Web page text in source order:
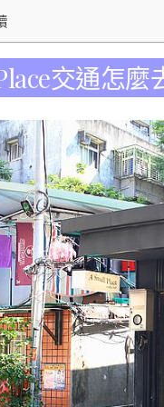
交通怎麼